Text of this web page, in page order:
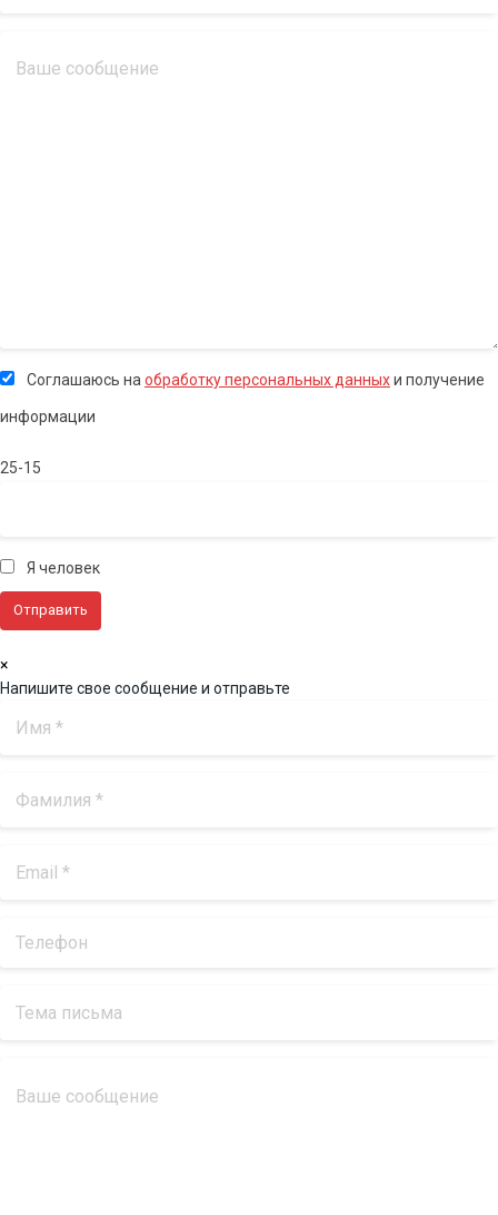
Соглашаюсь на обработку персональных данныхи получение
информации
25-15
Я человек
×
Напишите свое сообщение и отправьте